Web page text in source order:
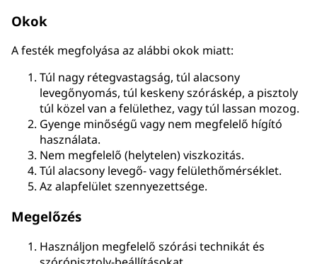
Okok
A festék megfolyása az alábbi okok miatt:
Túl nagy rétegvastagság, túl alacsony
levegőnyomás, túl keskeny szóráskép, a pisztoly
túl közel van a felülethez, vagy túl lassan mozog.
Gyenge minőségű vagy nem megfelelő hígító
használata.
Nem megfelelő (helytelen) viszkozitás.
Túl alacsony levegő- vagy felülethőmérséklet.
Az alapfelület szennyezettsége.
Megelőzés
Használjon megfelelő szórási technikát és